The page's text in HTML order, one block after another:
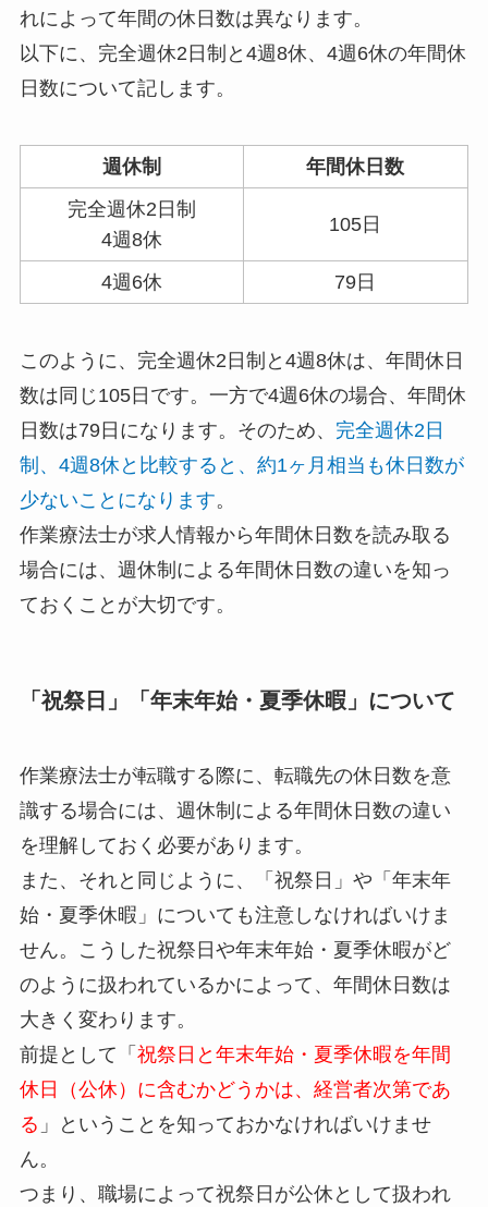
れによって年間の休日数は異なります。
以下に、完全週休2日制と4週8休、4週6休の年間休
日数について記します。
週休制
年間休日数
完全週休2日制
4週8休
105日
4週6休 79日
このように、完全週休2日制と4週8休は、年間休日
数は同じ105日です。一方で4週6休の場合、年間休
日数は79日になります。そのため、 完全週休2日
制、4週8休と比較すると、約1ヶ月相当も休日数が
少ないことになります。
作業療法士が求人情報から年間休日数を読み取る
場合には、週休制による年間休日数の違いを知っ
ておくことが大切です。
「祝祭日」「年末年始・夏季休暇」について
作業療法士が転職する際に、転職先の休日数を意
識する場合には、週休制による年間休日数の違い
を理解しておく必要があります。
また、それと同じように、「祝祭日」や「年末年
始・夏季休暇」についても注意しなければいけま
せん。こうした祝祭日や年末年始・夏季休暇がど
のように扱われているかによって、年間休日数は
大きく変わります。
前提として「 祝祭日と年末年始・夏季休暇を年間
休日（公休）に含むかどうかは、経営者次第であ
る 」ということを知っておかなければいけませ
ん。
つまり、職場によって祝祭日が公休として扱われ